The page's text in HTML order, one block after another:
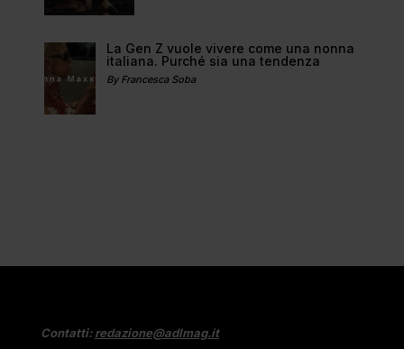
La Gen Z vuole vivere come una nonna
italiana. Purché sia una tendenza
By Francesca Soba
Contatti:redazione@adlmag.it